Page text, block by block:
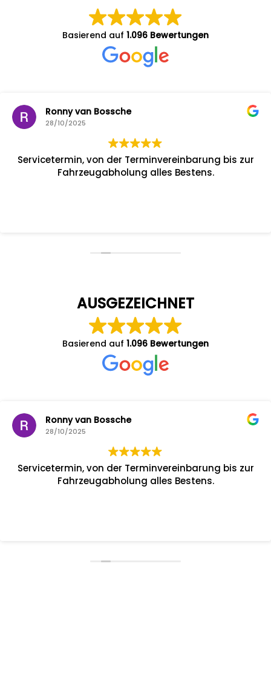
Basierend auf 1.096 Bewertungen
Ronny van Bossche
28/10/2025
Servicetermin, von der Terminvereinbarung bis zur
Fahrzeugabholung alles Bestens.
AUSGEZEICHNET
Basierend auf 1.096 Bewertungen
Ronny van Bossche
28/10/2025
Servicetermin, von der Terminvereinbarung bis zur
Fahrzeugabholung alles Bestens.